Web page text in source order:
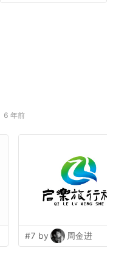
6 年前
#7 by 周金进